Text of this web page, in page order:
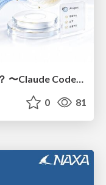
放送局の“SIer依存”は終わるのか？ 〜Claude Code・Devin時代のAIネイティブ放送DX〜
0 81